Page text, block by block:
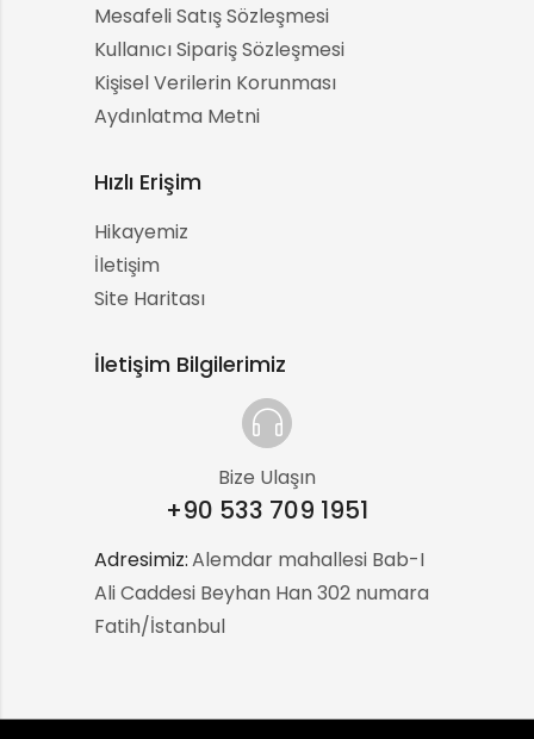
Mesafeli Satış Sözleşmesi
Kullanıcı Sipariş Sözleşmesi
Kişisel Verilerin Korunması
Aydınlatma Metni
Hızlı Erişim
Hikayemiz
İletişim
Site Haritası
İletişim Bilgilerimiz
Bize Ulaşın
+90 533 709 1951
Adresimiz:Alemdar mahallesi Bab-I
Ali Caddesi Beyhan Han 302 numara
Fatih/İstanbul